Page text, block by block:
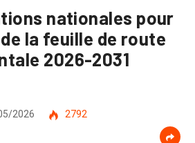
nationales pour
la feuille de route
2026-2031
2026
2792